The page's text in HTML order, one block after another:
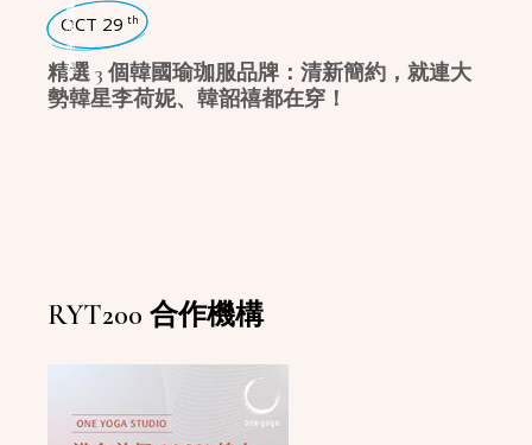
RYT200 合作機構
瑜珈好物
瑜珈服
OCT 29 th
精選 3 個韓國瑜珈服品牌：清新簡約，就連大
勢韓星李荷妮、韓韶禧都在穿！